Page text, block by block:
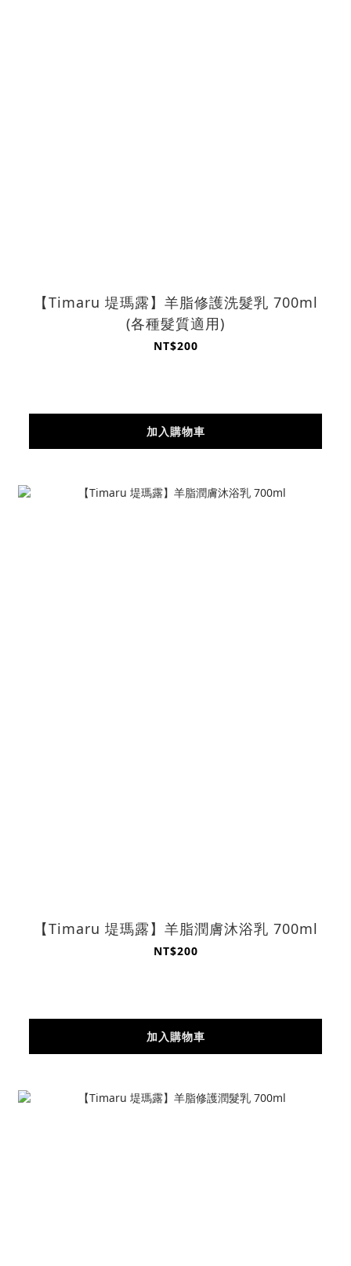
【Timaru 堤瑪露】羊脂修護洗髮乳 700ml
(各種髮質適用)
NT$200
加入購物車
【Timaru 堤瑪露】羊脂潤膚沐浴乳 700ml
NT$200
加入購物車